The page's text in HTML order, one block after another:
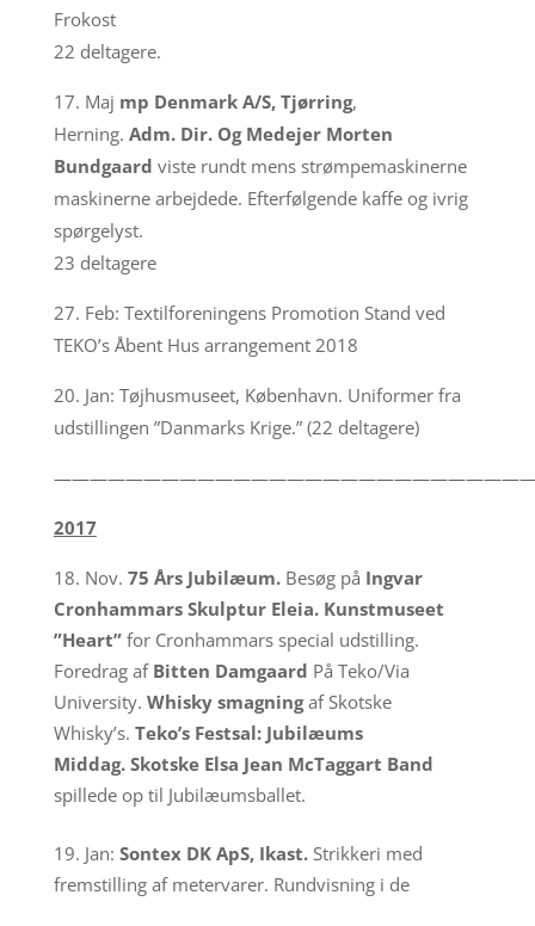
Frokost
22 deltagere.
17. Maj mp Denmark A/S, Tjørring,
Herning. Adm. Dir. Og Medejer Morten
Bundgaard viste rundt mens strømpemaskinerne
maskinerne arbejdede. Efterfølgende kaffe og ivrig
spørgelyst.
23 deltagere
27. Feb: Textilforeningens Promotion Stand ved
TEKO’s Åbent Hus arrangement 2018
20. Jan: Tøjhusmuseet, København. Uniformer fra
udstillingen ”Danmarks Krige.” (22 deltagere)
2017
Nov. 75 Års Jubilæum. Besøg på Ingvar
Cronhammars Skulptur Eleia. Kunstmuseet
”Heart” for Cronhammars special udstilling.
Foredrag af Bitten Damgaard På Teko/Via
University. Whisky smagningaf Skotske
Whisky’s. Teko’s Festsal: Jubilæums
Middag. Skotske Elsa Jean McTaggart Band
spillede op til Jubilæumsballet.
Jan: Sontex DK ApS, Ikast. Strikkeri med
fremstilling af metervarer. Rundvisning i de